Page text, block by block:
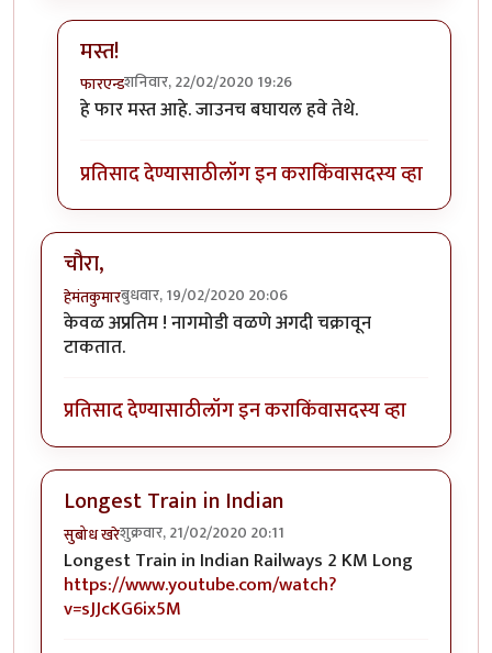
मस्त!
फारएन्डशनिवार, 22/02/2020 19:26
In reply toया बद्दल काय म्हणाल ....?by
हे फार मस्त आहे. जाउनच बघायल हवे तेथे.
प्रतिसाद देण्यासाठीलॉग इन कराकिंवासदस्य व्हा
चौरा,
हेमंतकुमारबुधवार, 19/02/2020 20:06
केवळ अप्रतिम ! नागमोडी वळणे अगदी चक्रावून
टाकतात.
प्रतिसाद देण्यासाठीलॉग इन कराकिंवासदस्य व्हा
Longest Train in Indian
सुबोध खरेशुक्रवार, 21/02/2020 20:11
Longest Train in Indian Railways 2 KM Long
https://www.youtube.com/watch?
v=sJJcKG6ix5M